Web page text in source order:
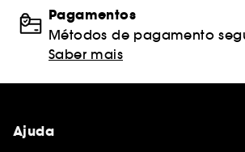
Pagamentos
Métodos de pagamento
Saber mais
Ajuda